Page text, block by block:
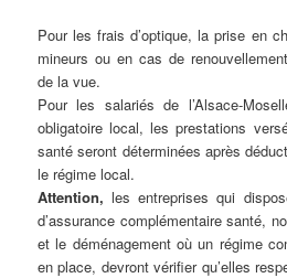
Pour les frais d’optique, la prise en
mineurs ou en cas de
de la vue.
Pour les salariés de l’Alsace-
obligatoire local, les prestations
santé seront déterminées après
le régime local.
Attention, les entreprises qui
d’assurance complémentaire santé,
et le déménagement où un régime
en place, devront vérifier qu’elles